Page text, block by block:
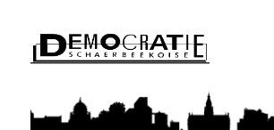
Démocratie